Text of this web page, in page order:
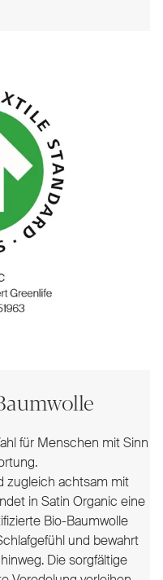
für Menschen mit Sinn
zugleich achtsam mit
in Satin Organic eine
Bio-Baumwolle
und bewahrt
Die sorgfältige